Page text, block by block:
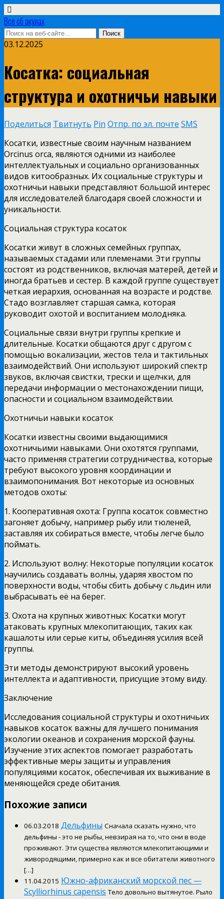
Все об акулах
03.12.2025
Косатка: социальная
структура и охотничьи навыки
Поделиться Твитнуть Pin Отпр. по эл. почте SMS
Косатки, известные своим научным названием
Orcinus orca, являются одними из наиболее
интеллектуальных и социально организованных
видов китообразных. Их социальные структуры и
охотничьи навыки представляют большой интерес
для исследователей благодаря своей сложности и
уникальности.
Социальная структура косаток
Косатки живут в сложных семейных группах,
называемых стадами или племенами. Эти группы
состоят из родственников, включая матерей, детей и
иногда братьев и сестер. В каждой группе существует
четкая иерархия, основанная на возрасте и родстве.
Стадо возглавляет старшая самка, которая
руководит охотой и воспитанием молодняка.
Социальные связи внутри группы крепкие и
длительные. Косатки общаются друг с другом с
помощью вокализации, жестов тела и тактильных
взаимодействий. Они используют широкий спектр
звуков, включая свистки, трески и щелчки, для
передачи информации о местонахождении пищи,
опасности и социальном взаимодействии.
Охотничьи навыки косаток
Косатки известны своими выдающимися
охотничьими навыками. Они охотятся группами,
часто применяя стратегии сотрудничества, которые
требуют высокого уровня координации и
взаимопонимания. Вот некоторые из основных
методов охоты:
1. Кооперативная охота: Группа косаток совместно
загоняет добычу, например рыбу или тюленей,
заставляя их собираться вместе, чтобы легче было
поймать.
2. Используют волну: Некоторые популяции косаток
научились создавать волны, ударяя хвостом по
поверхности воды, чтобы сбить добычу с льдин или
выбрасывать её на берег.
3. Охота на крупных животных: Косатки могут
атаковать крупных млекопитающих, таких как
кашалоты или серые киты, объединяя усилия всей
группы.
Эти методы демонстрируют высокий уровень
интеллекта и адаптивности, присущие этому виду.
Заключение
Исследования социальной структуры и охотничьих
навыков косаток важны для лучшего понимания
экологии океанов и сохранения морской фауны.
Изучение этих аспектов помогает разработать
эффективные меры защиты и управления
популяциями косаток, обеспечивая их выживание в
меняющейся среде обитания.
Похожие записи
06.03.2018 Дельфины Сначала сказать нужно, что
дельфины - это не рыбы, невзирая на то, что они в воде
проживают. Эти существа являются млекопитающими и
живородящими, примерно как и все обитатели животного
[…]
11.04.2015 Южно-африканский морской пес —
Scylliorhinus capensis Тело довольно вытянутое. Рыло